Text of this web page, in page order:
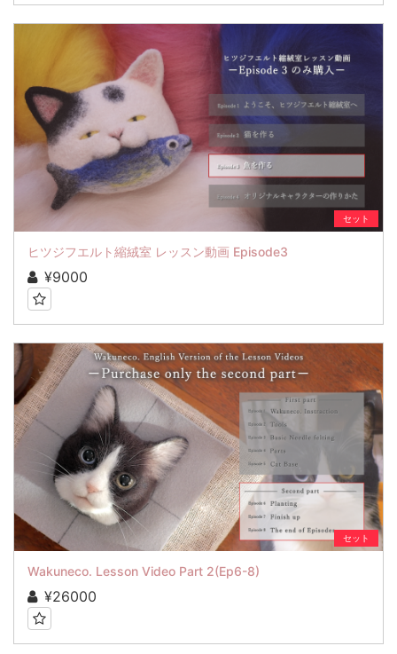
セット
ヒツジフエルト縮絨室 レッスン動画 Episode3
¥9000
セット
Wakuneco. Lesson Video Part 2(Ep6-8)
¥26000